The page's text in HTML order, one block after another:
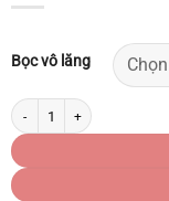
Bọc vô lăng
Bọc vô lăng xe Mitsubishi